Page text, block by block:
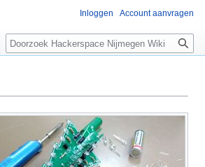
Inloggen Account aanvragen
Zoeken